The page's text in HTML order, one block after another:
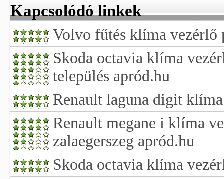
Kapcsolódó linkek
Volvo fűtés klíma vezérlő
Skoda octavia klíma
település apród.hu
Renault laguna digit
Renault megane i klíma
zalaegerszeg apród.hu
Skoda octavia klíma